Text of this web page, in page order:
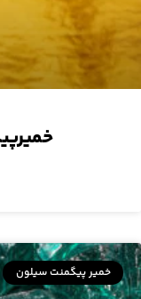
خمیر پیگمنت سیلون